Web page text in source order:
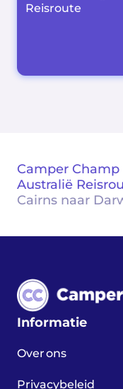
Reisroute
Camper Champ
Australië
Cairns naar
Informatie
Over ons
Privacybeleid